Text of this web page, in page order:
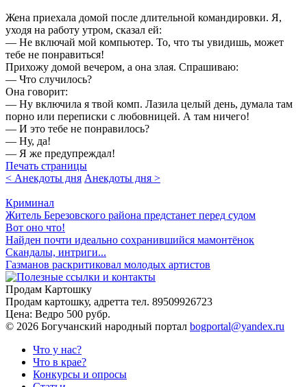
Жена приехала домой после длительной командировки. Я,
уходя на работу утром, сказал ей:
— Не включай мой компьютер. То, что ты увидишь, может
тебе не понравиться!
Прихожу домой вечером, а она злая. Спрашиваю:
— Что случилось?
Она говорит:
— Ну включила я твой комп. Лазила целый день, думала там
порно или переписки с любовницей. А там ничего!
— И это тебе не понравилось?
— Ну, да!
— Я же предупреждал!
Печать страницы
< Анекдоты дня Анекдоты дня >
Криминал
Житель Березовского района предстанет перед судом
Вот оно что!
Найден почти идеально сохранившийся мамонтёнок
Скандалы, интриги...
Газманов раскритиковал молодых артистов
Продам Картошку
Продам картошку, адретта тел. 89509926723
Цена: Ведро 500 рубр.
© 2026 Богучанский народный портал bogportal@yandex.ru
Что у нас?
Что в крае?
Конкурсы и опросы